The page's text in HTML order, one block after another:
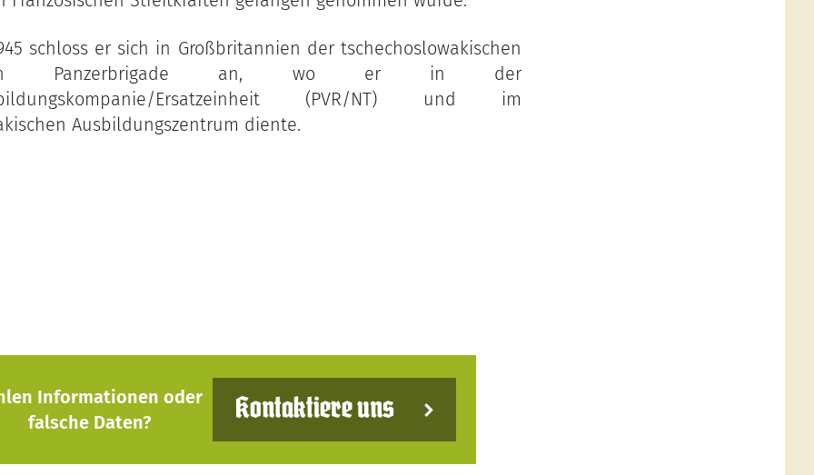
schloss er sich in Großbritannien der tschechoslowakischen
Panzerbrigade an, wo er in der
Ersatzeinheit (PVR/NT) und im
Ausbildungszentrum diente.
Informationen oder
falsche Daten?
Kontaktiere uns